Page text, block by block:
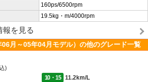
160ps/6500rpm
19.5kg・m/4000rpm
報を見る
月～05年04月モデル）の他のグレード一覧
)
10・15
11.2km/L